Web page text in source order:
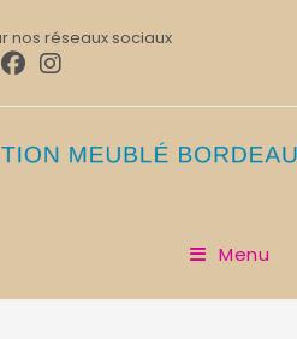
nos réseaux sociaux
Menu